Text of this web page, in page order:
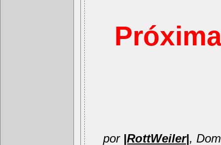
por |RottWeiler|,